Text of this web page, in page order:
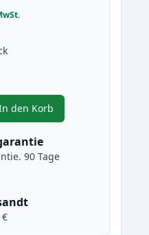
um anzupassen
den Korb
, 10 stück Brother LC123
90 Tage